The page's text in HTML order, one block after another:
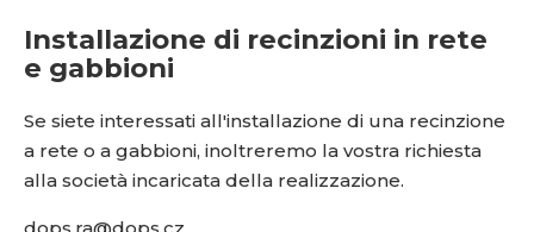
m
a
a
g
i
a
Installazione di recinzioni in rete
e gabbioni
Se siete interessati all'installazione di una recinzione
a rete o a gabbioni, inoltreremo la vostra richiesta
alla società incaricata della realizzazione.